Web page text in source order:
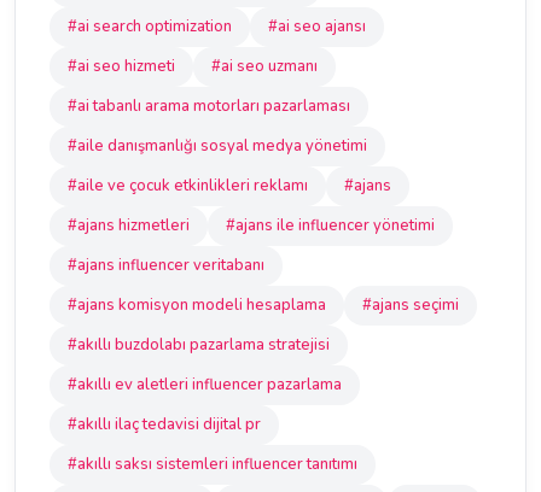
#ai search optimization
#ai seo ajansı
#ai seo hizmeti
#ai seo uzmanı
#ai tabanlı arama motorları pazarlaması
#aile danışmanlığı sosyal medya yönetimi
#aile ve çocuk etkinlikleri reklamı
#ajans
#ajans hizmetleri
#ajans ile influencer yönetimi
#ajans influencer veritabanı
#ajans komisyon modeli hesaplama
#ajans seçimi
#akıllı buzdolabı pazarlama stratejisi
#akıllı ev aletleri influencer pazarlama
#akıllı ilaç tedavisi dijital pr
#akıllı saksı sistemleri influencer tanıtımı